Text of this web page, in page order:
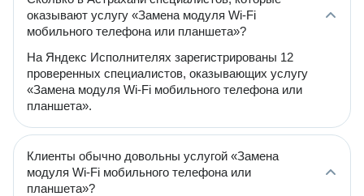
оказывают услугу «Замена модуля Wi-Fi
мобильного телефона или планшета»?
На Яндекс Исполнителях зарегистрированы 12
проверенных специалистов, оказывающих услугу
«Замена модуля Wi-Fi мобильного телефона или
планшета».
Клиенты обычно довольны услугой «Замена
модуля Wi-Fi мобильного телефона или
планшета»?